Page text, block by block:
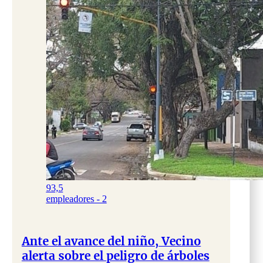
93,5
empleadores - 2
Ante el avance del niño, Vecino
alerta sobre el peligro de árboles